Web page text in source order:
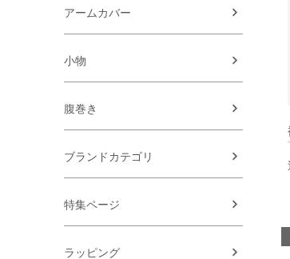
アームカバー
小物
腹巻き
ブランドカテゴリ
特集ページ
ラッピング